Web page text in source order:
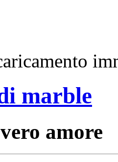
marble
amore